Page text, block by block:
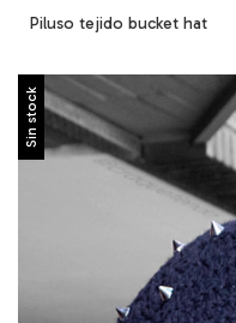
Piluso tejido bucket hat
Sin stock